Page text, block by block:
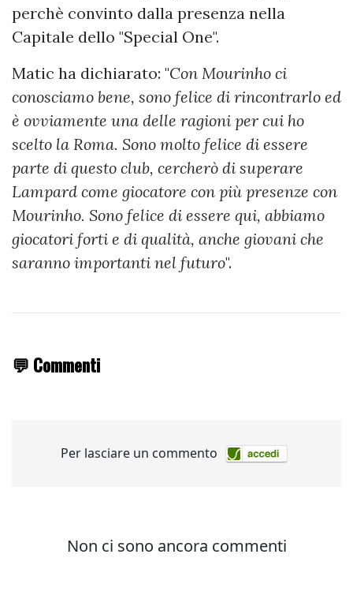
perchè convinto dalla presenza nella
Capitale dello "Special One".
Matic ha dichiarato: "Con Mourinho ci
conosciamo bene, sono felice di rincontrarlo ed
è ovviamente una delle ragioni per cui ho
scelto la Roma. Sono molto felice di essere
parte di questo club, cercherò di superare
Lampard come giocatore con più presenze con
Mourinho. Sono felice di essere qui, abbiamo
giocatori forti e di qualità, anche giovani che
saranno importanti nel futuro".
💬 Commenti